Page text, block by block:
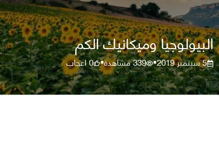
البيولوجيا وميكانيك الكم
5 سبتمبر 2019 •
339مشاهدة•
0اعجاب